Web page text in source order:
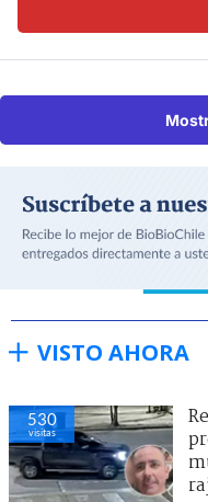
VISTO AHORA
530
visitas